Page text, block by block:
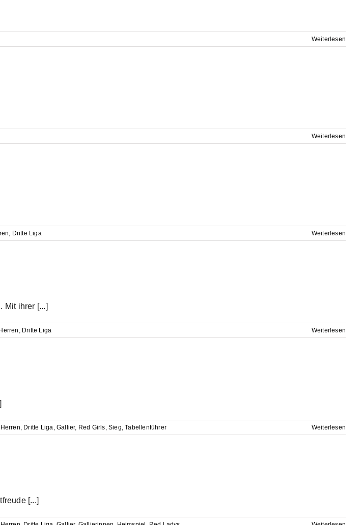
Weiterlesen
Weiterlesen
, Dritte Liga Weiterlesen
Mit ihrer [...]
, Dritte Liga Weiterlesen
, Dritte Liga, Gallier, Red Girls, Sieg,Tabellenführer Weiterlesen
[...]